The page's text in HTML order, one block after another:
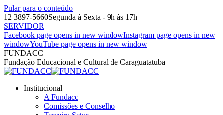
Pular para o conteúdo
12 3897-5660Segunda à Sexta - 9h às 17h
SERVIDOR
Facebook page opens in new windowInstagram page opens in new
windowYouTube page opens in new window
FUNDACC
Fundação Educacional e Cultural de Caraguatatuba
Institucional
A Fundacc
Comissões e Conselho